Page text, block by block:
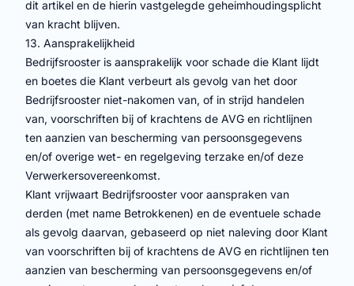
dit artikel en de hierin vastgelegde geheimhoudingsplicht
van kracht blijven.
13. Aansprakelijkheid
Bedrijfsrooster is aansprakelijk voor schade die Klant lijdt
en boetes die Klant verbeurt als gevolg van het door
Bedrijfsrooster niet-nakomen van, of in strijd handelen
van, voorschriften bij of krachtens de AVG en richtlijnen
ten aanzien van bescherming van persoonsgegevens
en/of overige wet- en regelgeving terzake en/of deze
Verwerkersovereenkomst.
Klant vrijwaart Bedrijfsrooster voor aanspraken van
derden (met name Betrokkenen) en de eventuele schade
als gevolg daarvan, gebaseerd op niet naleving door Klant
van voorschriften bij of krachtens de AVG en richtlijnen ten
aanzien van bescherming van persoonsgegevens en/of